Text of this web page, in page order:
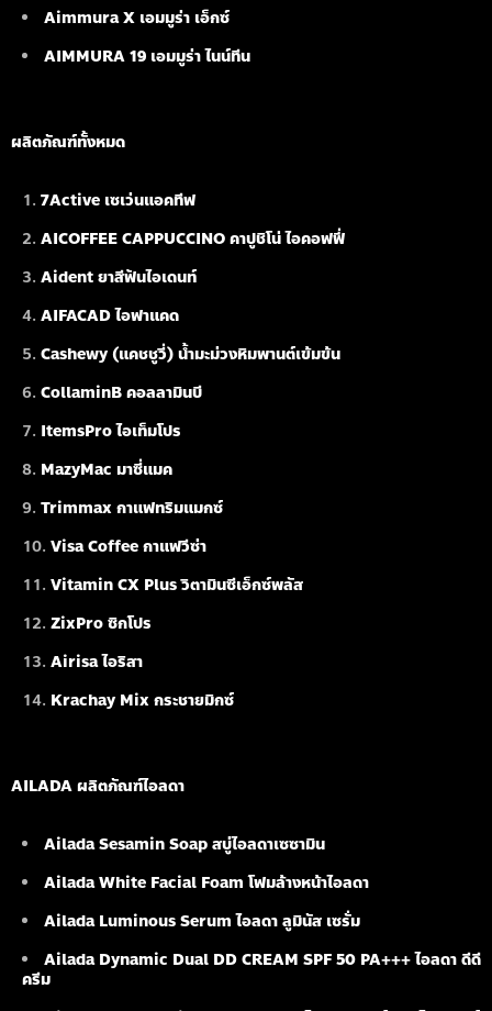
Aimmura X เอมมูร่า เอ็กซ์
AIMMURA 19 เอมมูร่า ไนน์ทีน
ผลิตภัณฑ์ทั้งหมด
7Active เซเว่นแอคทีฟ
AICOFFEE CAPPUCCINO คาปูชิโน่ ไอคอฟฟี่
Aident ยาสีฟันไอเดนท์
AIFACAD ไอฟาแคด
Cashewy (แคชชูวี่) น้ำมะม่วงหิมพานต์เข้มข้น
CollaminB คอลลามินบี
ItemsPro ไอเท็มโปร
MazyMac มาซี่แมค
Trimmax กาแฟทริมแมกซ์
Visa Coffee กาแฟวีซ่า
Vitamin CX Plus วิตามินซีเอ็กซ์พลัส
ZixPro ซิกโปร
Airisa ไอริสา
Krachay Mix กระชายมิกซ์
AILADA ผลิตภัณฑ์ไอลดา
Ailada Sesamin Soapสบู่ไอลดาเซซามิน
Ailada White Facial Foamโฟมล้างหน้าไอลดา
Ailada Luminous Serumไอลดา ลูมินัส เซรั่ม
Ailada Dynamic Dual DD CREAM SPF 50 PA+++ ไอลดา ดีดี
ครีม